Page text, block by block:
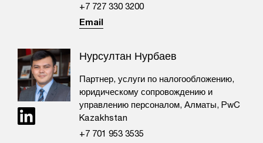
+7 727 330 3200
Email
Нурсултан Нурбаев
Партнер, услуги по налогообложению,
юридическому сопровождению и
управлению персоналом, Алматы, PwC
Kazakhstan
+7 701 953 3535